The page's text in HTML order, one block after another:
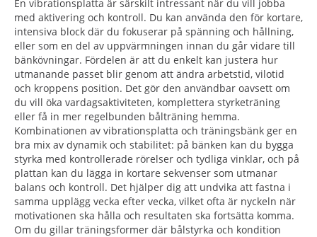
En vibrationsplatta är särskilt intressant när du vill jobba
med aktivering och kontroll. Du kan använda den för kortare,
intensiva block där du fokuserar på spänning och hållning,
eller som en del av uppvärmningen innan du går vidare till
bänkövningar. Fördelen är att du enkelt kan justera hur
utmanande passet blir genom att ändra arbetstid, vilotid
och kroppens position. Det gör den användbar oavsett om
du vill öka vardagsaktiviteten, komplettera styrketräning
eller få in mer regelbunden bålträning hemma.
Kombinationen av vibrationsplatta och träningsbänk ger en
bra mix av dynamik och stabilitet: på bänken kan du bygga
styrka med kontrollerade rörelser och tydliga vinklar, och på
plattan kan du lägga in kortare sekvenser som utmanar
balans och kontroll. Det hjälper dig att undvika att fastna i
samma upplägg vecka efter vecka, vilket ofta är nyckeln när
motivationen ska hålla och resultaten ska fortsätta komma.
Om du gillar träningsformer där bålstyrka och kondition